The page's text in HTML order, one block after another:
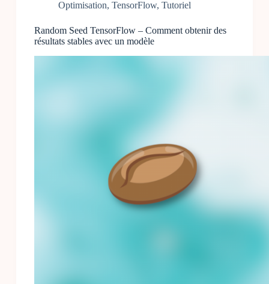
Optimisation, TensorFlow, Tutoriel
Random Seed TensorFlow – Comment obtenir des
résultats stables avec un modèle